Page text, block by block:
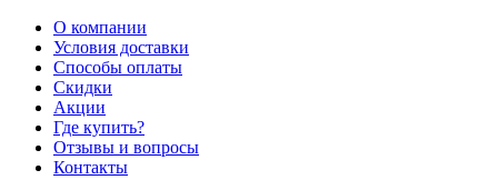
О компании
Условия доставки
Способы оплаты
Скидки
Акции
Где купить?
Отзывы и вопросы
Контакты